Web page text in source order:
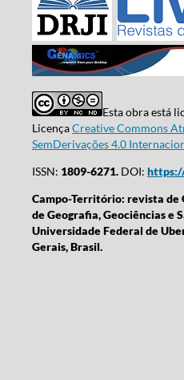
Esta obra está
LicençaCreative Commons
SemDerivações 4.0
ISSN: 1809-6271.DOI:
Campo-Território: revista
de Geografia, Geociências e
Universidade Federal de
Gerais, Brasil.